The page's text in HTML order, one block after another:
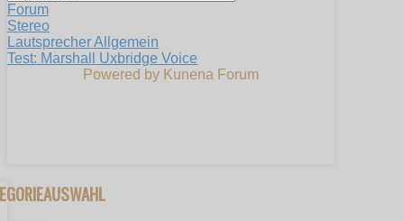
Forum
Stereo
Lautsprecher Allgemein
Test: Marshall Uxbridge Voice
Powered by Kunena Forum